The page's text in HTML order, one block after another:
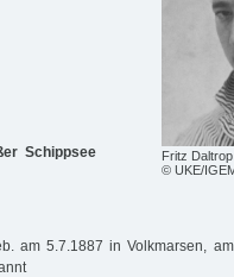
Fritz
© UKE/
Schippsee
am 5.7.1887 in Volkmarsen,